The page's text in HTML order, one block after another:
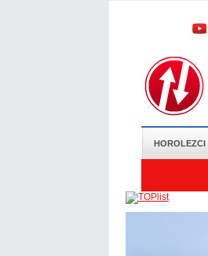
HOROLEZCI